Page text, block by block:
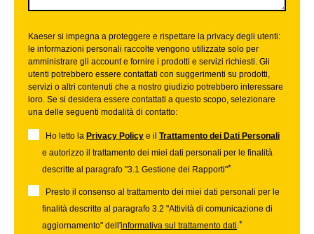
Kaeser si impegna a proteggere e rispettare la privacy degli utenti:
le informazioni personali raccolte vengono utilizzate solo per
amministrare gli account e fornire i prodotti e servizi richiesti. Gli
utenti potrebbero essere contattati con suggerimenti su prodotti,
servizi o altri contenuti che a nostro giudizio potrebbero interessare
loro. Se si desidera essere contattati a questo scopo, selezionare
una delle seguenti modalità di contatto:
Ho letto la Privacy Policy e il Trattamento dei Dati Personali
e autorizzo il trattamento dei miei dati personali per le finalità
descritte al paragrafo "3.1 Gestione dei Rapporti"*
Presto il consenso al trattamento dei miei dati personali per le
finalità descritte al paragrafo 3.2 "Attività di comunicazione di
aggiornamento" dell'informativa sul trattamento dati.*